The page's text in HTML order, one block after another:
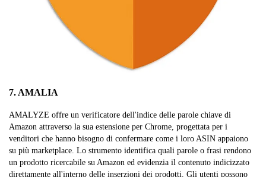
7. AMALIA
AMALYZE offre un verificatore dell'indice delle parole chiave di
Amazon attraverso la sua estensione per Chrome, progettata per i
venditori che hanno bisogno di confermare come i loro ASIN appaiono
su più marketplace. Lo strumento identifica quali parole o frasi rendono
un prodotto ricercabile su Amazon ed evidenzia il contenuto indicizzato
direttamente all'interno delle inserzioni dei prodotti. Gli utenti possono